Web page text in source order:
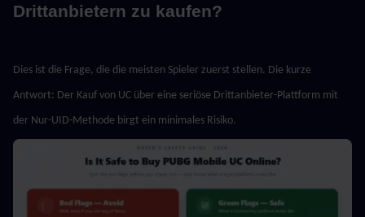
Drittanbietern zu kaufen?
Dies ist die Frage, die die meisten Spieler zuerst stellen. Die kurze
Antwort: Der Kauf von UC über eine seriöse Drittanbieter-Plattform mit
der Nur-UID-Methode birgt ein minimales Risiko.